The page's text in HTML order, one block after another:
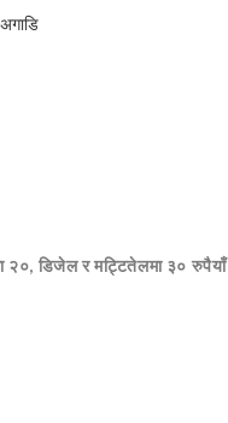
२०, डिजेल र मट्टितेलमा ३० रुपैयाँ